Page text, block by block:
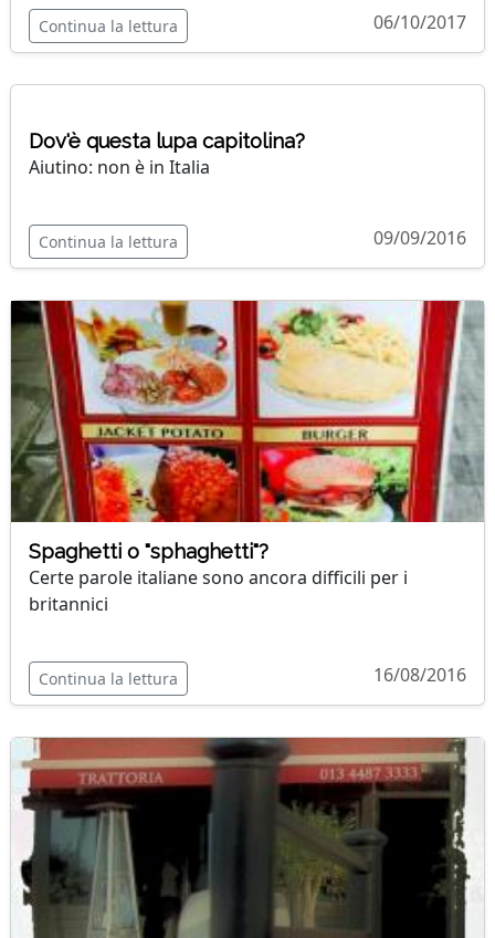
Continua la lettura 06/10/2017
Dov'è questa lupa capitolina?
Aiutino: non è in Italia
Continua la lettura 09/09/2016
Spaghetti o "sphaghetti"?
Certe parole italiane sono ancora difficili per i
britannici
Continua la lettura 16/08/2016